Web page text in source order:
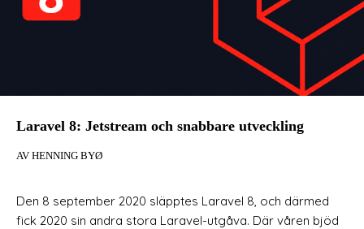
Laravel 8: Jetstream och snabbare utveckling
AV HENNING BYØ
Den 8 september 2020 släpptes Laravel 8, och därmed
fick 2020 sin andra stora Laravel-utgåva. Där våren bjöd